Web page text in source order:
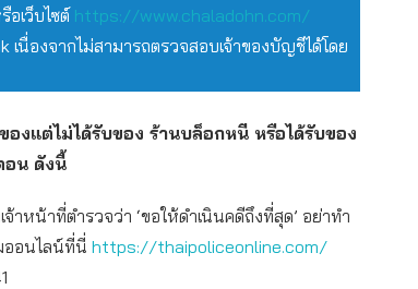
อเว็บไซต์ https://www.chaladohn.com/
นื่องจากไม่สามารถตรวจสอบเจ้าของบัญชีได้โดย
องแต่ไม่ได้รับของ ร้านบล็อกหนี หรือได้รับของ
อน ดังนี้
าหน้าที่ตำรวจว่า ‘ขอให้ดำเนินคดีถึงที่สุด’ อย่าทำ
ออนไลน์ที่นี่ https://thaipoliceonline.com/